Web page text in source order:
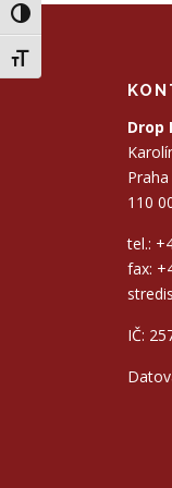
Přepnout na vysoký
Přepnout velikost
Drop
110
tel.:
fax:
IČ: